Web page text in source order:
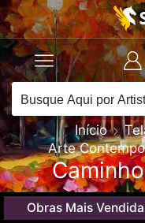
Início
Arte
Obras Mais